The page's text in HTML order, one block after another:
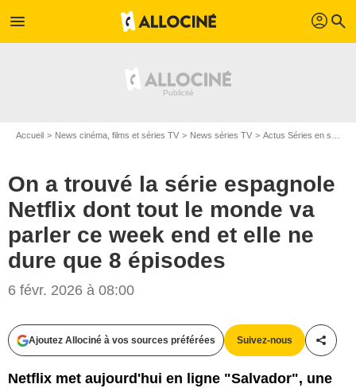
menu profil search
Accueil News cinéma, films et séries TV News séries TV Actus Séries en streaming
On a trouvé la série espagnole
Netflix dont tout le monde va
parler ce week end et elle ne
dure que 8 épisodes
6 févr. 2026 à 08:00
Ajoutez Allociné à vos sources préférées Suivez-nous
Netflix met aujourd'hui en ligne "Salvador", une